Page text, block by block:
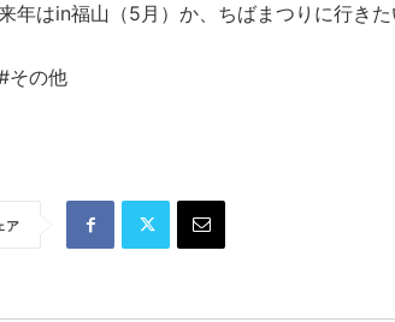
年はin福山（5月）か、ちばまつりに行きた
その他
ア